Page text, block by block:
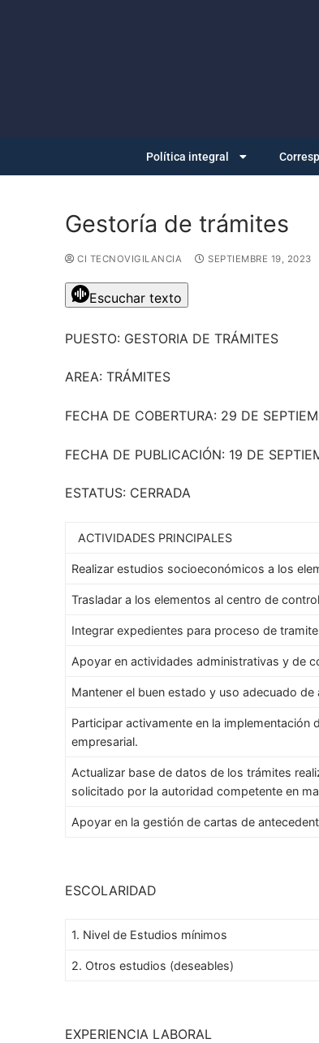
Política integral
Gestoría de trámites
CI TECNOVIGILANCIA SEPTIEMBRE 19, 2023
Escuchar texto
PUESTO: GESTORIA DE TRÁMITES
AREA: TRÁMITES
FECHA DE COBERTURA: 29 DE
FECHA DE PUBLICACIÓN: 19 DE
ESTATUS: CERRADA
ACTIVIDADES PRINCIPALES
Realizar estudios socioeconómicos a los
Trasladar a los elementos al centro de
Integrar expedientes para proceso de
Apoyar en actividades administrativas y de
Mantener el buen estado y uso adecuado
Participar activamente en la
empresarial.
Actualizar base de datos de los trámites
solicitado por la autoridad competente en
Apoyar en la gestión de cartas de
ESCOLARIDAD
1. Nivel de Estudios mínimos
2. Otros estudios (deseables)
EXPERIENCIA LABORAL